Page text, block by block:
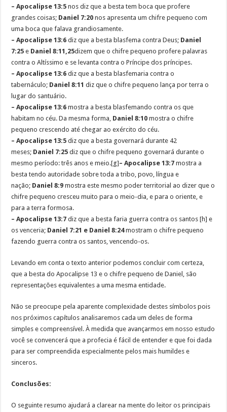
– Apocalipse 13:5 nos diz que a besta tem boca que profere
grandes coisas; Daniel 7:20 nos apresenta um chifre pequeno com
uma boca que falava grandiosamente.
– Apocalipse 13:6 diz que a besta blasfema contra Deus; Daniel
7:25 e Daniel 8:11,25dizem que o chifre pequeno profere palavras
contra o Altíssimo e se levanta contra o Príncipe dos príncipes.
– Apocalipse 13:6 diz que a besta blasfemaria contra o
tabernáculo; Daniel 8:11 diz que o chifre pequeno lança por terra o
lugar do santuário.
– Apocalipse 13:6 mostra a besta blasfemando contra os que
habitam no céu. Da mesma forma, Daniel 8:10 mostra o chifre
pequeno crescendo até chegar ao exército do céu.
– Apocalipse 13:5 diz que a besta governará durante 42
meses; Daniel 7:25 diz que o chifre pequeno governará durante o
mesmo período: três anos e meio.[g]– Apocalipse 13:7 mostra a
besta tendo autoridade sobre toda a tribo, povo, língua e
nação; Daniel 8:9 mostra este mesmo poder territorial ao dizer que o
chifre pequeno cresceu muito para o meio-dia, e para o oriente, e
para a terra formosa.
– Apocalipse 13:7 diz que a besta faria guerra contra os santos [h] e
os venceria; Daniel 7:21 e Daniel 8:24mostram o chifre pequeno
fazendo guerra contra os santos, vencendo-os.
Levando em conta o texto anterior podemos concluir com certeza,
que a besta do Apocalipse 13 e o chifre pequeno de Daniel, são
representações equivalentes a uma mesma entidade.
Não se preocupe pela aparente complexidade destes símbolos pois
nos próximos capítulos analisaremos cada um deles de forma
simples e compreensível. À medida que avançarmos em nosso estudo
você se convencerá que a profecia é fácil de entender e que foi dada
para ser compreendida especialmente pelos mais humildes e
sinceros.
Conclusões:
O seguinte resumo ajudará a clarear na mente do leitor os principais